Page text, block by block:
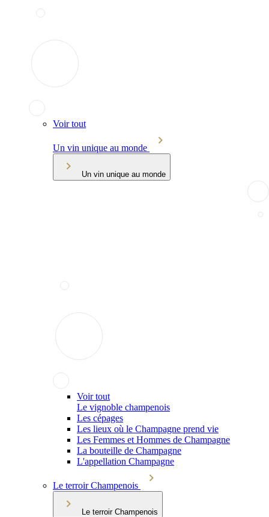
Voir tout
Un vin unique au monde
Un vin unique au monde
Voir tout
Le vignoble champenois
Les cépages
Les lieux où le Champagne prend vie
Les Femmes et Hommes de Champagne
La bouteille de Champagne
L'appellation Champagne
Le terroir Champenois
Le terroir Champenois